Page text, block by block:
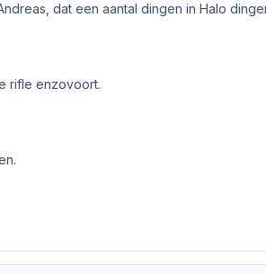
dat een aantal dingen in Halo
rifle enzovoort.